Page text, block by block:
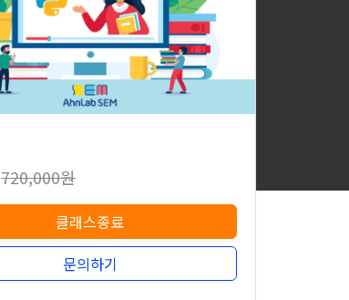
720,000원
클래스종료
문의하기